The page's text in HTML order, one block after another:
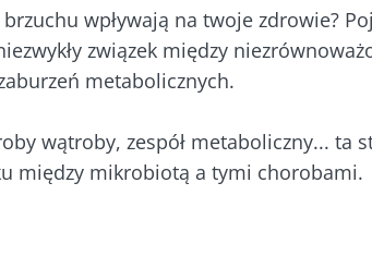
wpływają na twoje zdrowie?
związek między
metabolicznych.
wątroby, zespół metaboliczny... ta
między mikrobiotą a tymi chorobami.